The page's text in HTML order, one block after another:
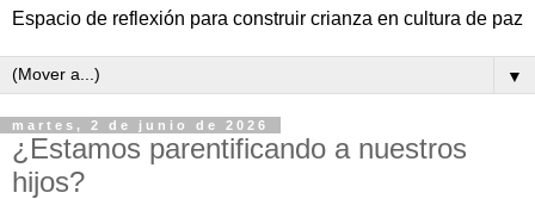
Espacio de reflexión para construir crianza en cultura de paz
▼
martes, 2 de junio de 2026
¿Estamos parentificando a nuestros
hijos?